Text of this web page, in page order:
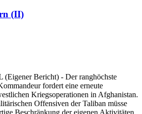
(II)
(Eigener Bericht) - Der ranghöchste
fordert eine erneute
Kriegsoperationen in Afghanistan.
Offensiven der Taliban müsse
Beschränkung der eigenen Aktivitäten